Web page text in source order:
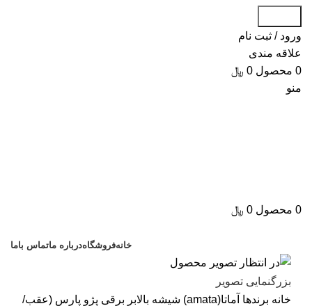
ورود / ثبت نام
علاقه مندی
0 محصول 0 ﷼
منو
0 محصول 0 ﷼
خانهفروشگاهدرباره ماتماس باما
بزرگنمایی تصویر
خانه برندها آماتا(amata)
شیشه بالابر برقی پژو پارس (عقب/